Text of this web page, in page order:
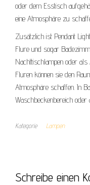
oder dem Esstisch
eine Atmosphäre zu
Zusätzlich ist Pendant
Flure und sogar
Nachttischlampen oder
Fluren können sie den
Atmosphäre schaffen. In
Waschbeckenbereich
Kategorie Lampen
Schreibe einen